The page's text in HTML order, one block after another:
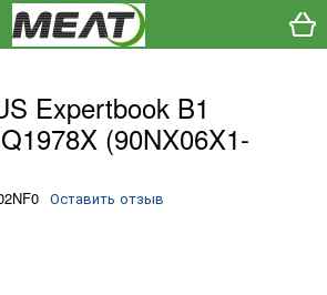
Expertbook B1
(90NX06X1-
Оставить отзыв